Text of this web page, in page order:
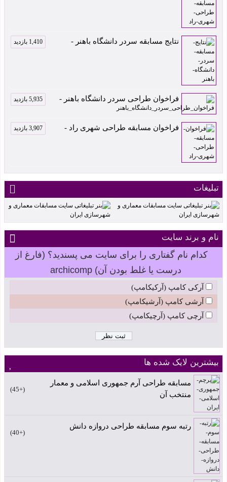
نتایج مسابقه سردر دانشگاه باهنر - 1,410 بازدید
فراخوان طراحی سردر دانشگاه باهنر - 5,935 بازدید
فراخوان مسابقه طراحی شهری راد - 3,907 بازدید
تبلیغات
نام و برند سایت
کدام نام گفتاری را برای سایت می پسندید؟ (فارغ از
درست یا غلط بودن آن) archicomp
آرکی کامپ (آرکیکامپ)
آرشی کامپ (آرشیکامپ)
آرچی کامپ (آرچیکامپ)
بیشترین لایک شده ها
مسابقه طراحی آرم جمهوری اسلامی و معمار
منتخب آن
+45
رتبه سوم مسابقه طراحی دروازه دانش
+40